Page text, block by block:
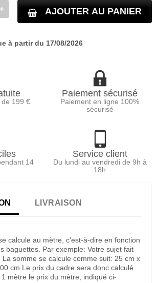
AJOUTER AU PANIER
à partir du 17/08/2026
199 €
Paiement sécurisé
Paiement en ligne 100%
sécurisé
14
Service client
Du lundi au vendredi de 9h à
18h
LIVRAISON
calcule au mètre, c’est-à-dire en fonction
baguettes. Par exemple: Votre sujet fait
somme se calcule comme suit: 25 cm x
cm Le prix du cadre sera donc calculé
mètre le prix du mètre, indiqué ci-